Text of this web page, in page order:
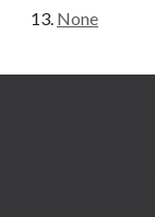
None